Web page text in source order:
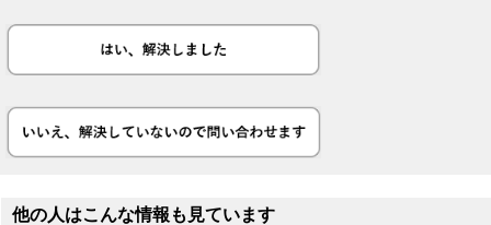
他の人はこんな情報も見ています